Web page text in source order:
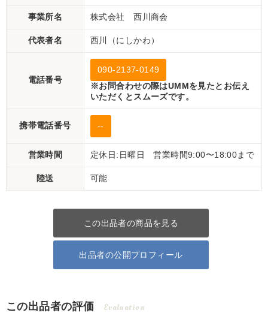
事業所名 株式会社 西川商会
代表者名 西川（にしかわ）
電話番号
090-2137-0149
※お問合わせの際はUMMを見たとお伝え
いただくとスムーズです。
携帯電話番号 --
営業時間 定休日:日曜日 営業時間9:00〜18:00まで
陸送 可能
この出品者の商品を見る
出品者の公開プロフィール
この出品者の評価 Evaluation